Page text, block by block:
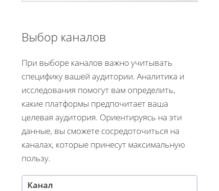
Выбор каналов
При выборе каналов важно учитывать
специфику вашей аудитории. Аналитика и
исследования помогут вам определить,
какие платформы предпочитает ваша
целевая аудитория. Ориентируясь на эти
данные, вы сможете сосредоточиться на
каналах, которые принесут максимальную
пользу.
Канал